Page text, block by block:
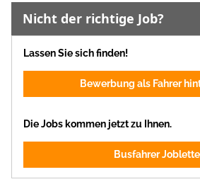
Nicht der richtige Job?
Lassen Sie sich finden!
Bewerbung als Fahrer
Die Jobs kommen jetzt zu Ihnen.
Busfahrer